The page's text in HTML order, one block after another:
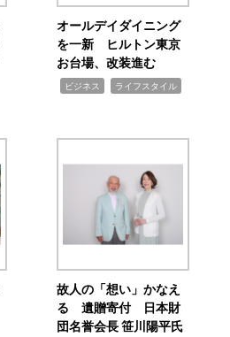
オールデイダイニング
を一新 ヒルトン東京
お台場、改装進む
ビジネス ライフスタイル
故人の「想い」かなえ
る 遺贈寄付 日本財
団名誉会長 笹川陽平氏